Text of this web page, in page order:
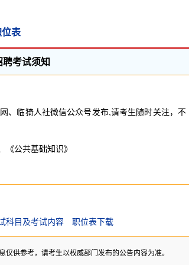
表
考试须知
、临猗人社微信公众号发布,请考生随时关注，不
《公共基础知识》
科目及考试内容 职位表下载
供参考，请考生以权威部门发布的公告内容为准。